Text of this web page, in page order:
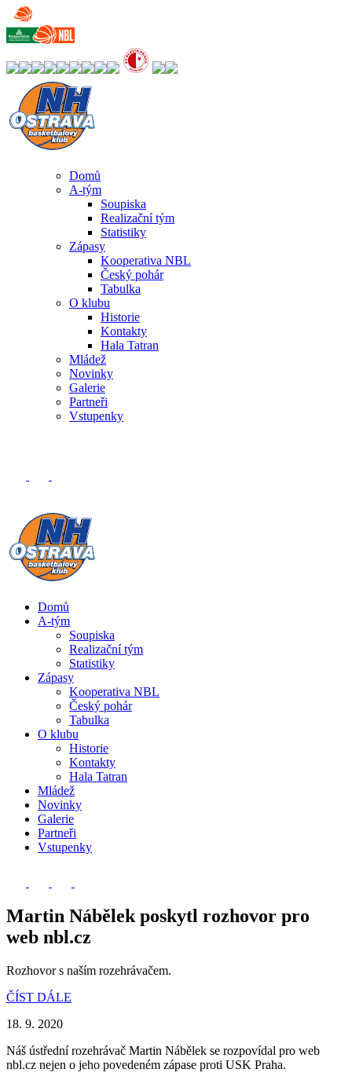
Domů
A-tým
Soupiska
Realizační tým
Statistiky
Zápasy
Kooperativa NBL
Český pohár
Tabulka
O klubu
Historie
Kontakty
Hala Tatran
Mládež
Novinky
Galerie
Partneři
Vstupenky
Domů
A-tým
Soupiska
Realizační tým
Statistiky
Zápasy
Kooperativa NBL
Český pohár
Tabulka
O klubu
Historie
Kontakty
Hala Tatran
Mládež
Novinky
Galerie
Partneři
Vstupenky
Martin Nábělek poskytl rozhovor pro
web nbl.cz
Rozhovor s naším rozehrávačem.
ČÍST DÁLE
18. 9. 2020
Náš ústřední rozehrávač Martin Nábělek se rozpovídal pro web
nbl.cz nejen o jeho povedeném zápase proti USK Praha.